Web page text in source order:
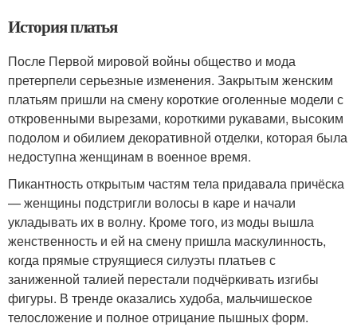
История платья
После Первой мировой войны общество и мода
претерпели серьезные изменения. Закрытым женским
платьям пришли на смену короткие оголенные модели с
откровенными вырезами, короткими рукавами, высоким
подолом и обилием декоративной отделки, которая была
недоступна женщинам в военное время.
Пикантность открытым частям тела придавала причёска
— женщины подстригли волосы в каре и начали
укладывать их в волну. Кроме того, из моды вышла
женственность и ей на смену пришла маскулинность,
когда прямые струящиеся силуэты платьев с
заниженной талией перестали подчёркивать изгибы
фигуры. В тренде оказались худоба, мальчишеское
телосложение и полное отрицание пышных форм.